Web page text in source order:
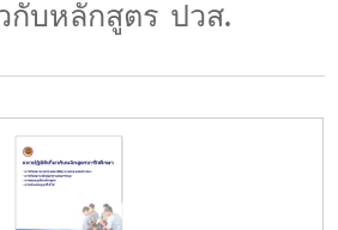
กับหลักสูตร ปวส.